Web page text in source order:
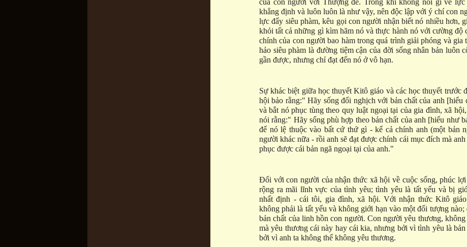
của con người với Thượng đế. Trong khi không nói gì về lực
khẳng định và luôn luôn là như vậy, nên độc lập với ý chí con
lực đẩy siêu phàm, kêu gọi con người nhận biết nó nhiều hơn,
khỏi tất cả những gì kìm hãm nó và thực hành nó với cường độ
chính của con người bao hàm trong quá trình giải phóng và gia
hảo siêu phàm là đường tiệm cận của đời sống nhân bản luôn
gần được, nhưng chỉ đạt đến nó ở vô hạn.
Sự khác biệt giữa học thuyết Kitô giáo và các học thuyết trước
hội bảo rằng:" Hãy sống đối nghịch với bản chất của anh [hiểu
và bắt nó phục tùng theo quy luật ngoại tại của gia đình, xã
nói rằng:" Hãy sống phù hợp theo bản chất của anh [hiểu như
để nó lệ thuộc vào bất cứ thứ gì - kể cả chính anh (một bản
người khác nữa - rồi anh sẽ đạt được chính cái mục đích mà
phục được cái bản ngã ngoại tại của anh."
Đối với con người của nhận thức xã hội về cuộc sống, phúc
rộng ra mãi lĩnh vực của tình yêu; tình yêu là tất yếu và bị
nhất định - cái tôi, gia đình, xã hội. Với nhận thức Kitô
không phải là tất yếu và không giới hạn vào một đối tượng
bản chất của linh hồn con người. Con người yêu thương,
mà yêu thương cái này hay cái kia, nhưng bởi vì tình yêu là
bởi vì anh ta không thể không yêu thương.